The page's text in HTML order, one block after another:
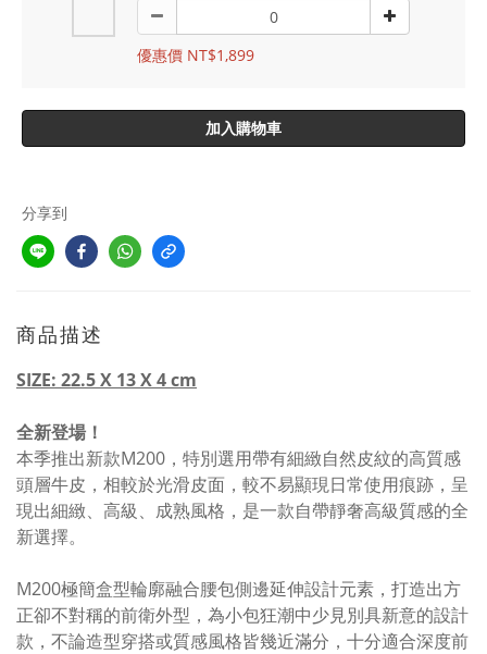
優惠價 NT$1,899
加入購物車
分享到
商品描述
SIZE: 22.5 X 13 X 4 cm
全新登場！
本季推出新款M200，特別選用帶有細緻自然皮紋的高質感
頭層牛皮，相較於光滑皮面，較不易顯現日常使用痕跡，呈
現出細緻、高級、成熟風格，是一款自帶靜奢高級質感的全
新選擇。
M200極簡盒型輪廓融合腰包側邊延伸設計元素，打造出方
正卻不對稱的前衛外型，為小包狂潮中少見別具新意的設計
款，不論造型穿搭或質感風格皆幾近滿分，十分適合深度前